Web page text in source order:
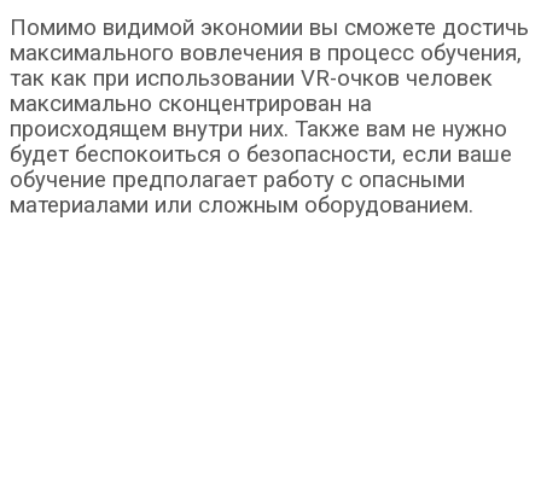
Помимо видимой экономии вы сможете достичь
максимального вовлечения в процесс обучения,
так как при использовании VR-очков человек
максимально сконцентрирован на
происходящем внутри них. Также вам не нужно
будет беспокоиться о безопасности, если ваше
обучение предполагает работу с опасными
материалами или сложным оборудованием.